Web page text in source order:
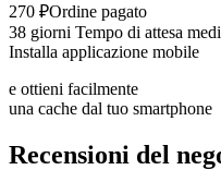
270 ₽Ordine pagato
38 giorni Tempo di attesa
Installa applicazione mobile
e ottieni facilmente
una cache dal tuo smartphone
Recensioni del